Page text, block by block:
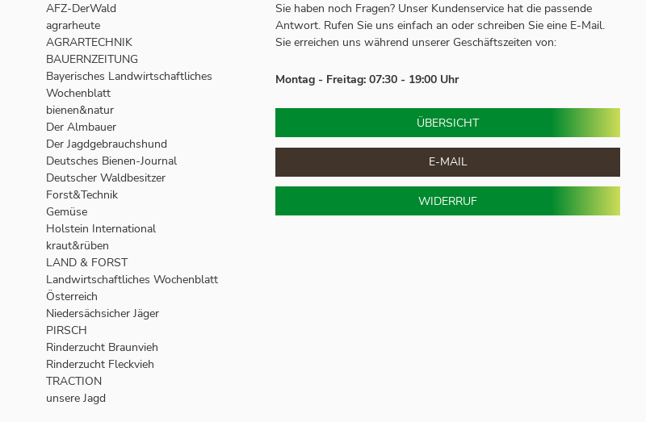
AFZ-DerWald
agrarheute
AGRARTECHNIK
BAUERNZEITUNG
Bayerisches Landwirtschaftliches
Wochenblatt
bienen&natur
Der Almbauer
Der Jagdgebrauchshund
Deutsches Bienen-Journal
Deutscher Waldbesitzer
Forst&Technik
Gemüse
Holstein International
kraut&rüben
LAND & FORST
Landwirtschaftliches Wochenblatt
Österreich
Niedersächsicher Jäger
PIRSCH
Rinderzucht Braunvieh
Rinderzucht Fleckvieh
TRACTION
unsere Jagd
Sie haben noch Fragen? Unser Kundenservice hat die passende
Antwort. Rufen Sie uns einfach an oder schreiben Sie eine E-Mail.
Sie erreichen uns während unserer Geschäftszeiten von:
Montag - Freitag: 07:30 - 19:00 Uhr
ÜBERSICHT
E-MAIL
WIDERRUF